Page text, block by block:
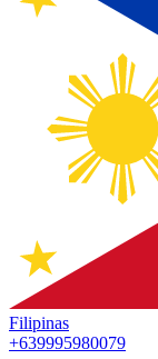
Filipinas
+639995980079